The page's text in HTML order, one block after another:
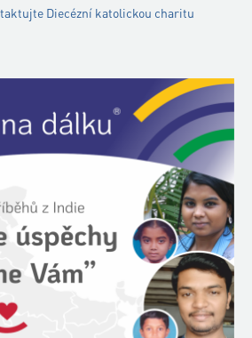
Diecézní katolickou charitu